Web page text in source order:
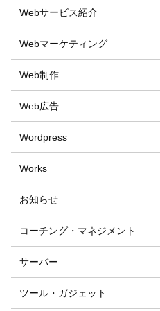
Webサービス紹介
Webマーケティング
Web制作
Web広告
Wordpress
Works
お知らせ
コーチング・マネジメント
サーバー
ツール・ガジェット